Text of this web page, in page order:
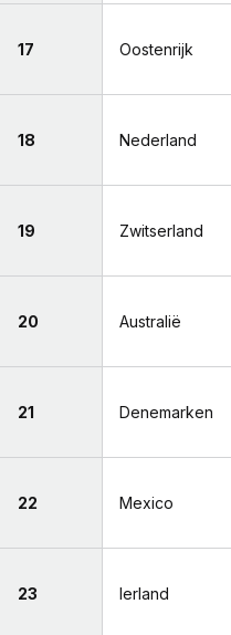
17 Oostenrijk
18 Nederland
19 Zwitserland
20 Australië
21 Denemarken
22 Mexico
23 Ierland